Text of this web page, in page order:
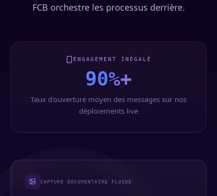
FCB orchestre les processus derrière.
ENGAGEMENT INÉGALÉ
90%+
Taux d'ouverture moyen des messages sur nos
déploiements live
CAPTURE DOCUMENTAIRE FLUIDE